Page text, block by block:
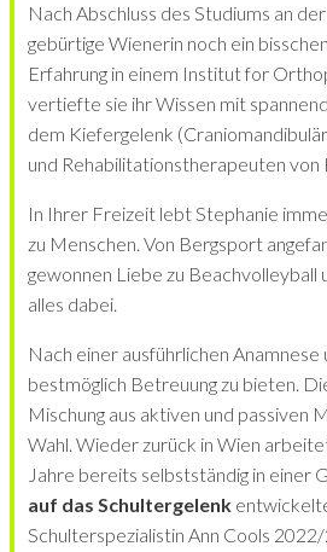
Nach Abschluss des Studiums an
gebürtige Wienerin noch ein
Erfahrung in einem Institut for
vertiefte sie ihr Wissen mit
dem Kiefergelenk
und Rehabilitationstherapeuten von
In Ihrer Freizeit lebt Stephanie
zu Menschen. Von Bergsport
gewonnen Liebe zu
alles dabei.
Nach einer ausführlichen
bestmöglich Betreuung zu bieten.
Mischung aus aktiven und
Wahl. Wieder zurück in Wien
Jahre bereits selbstständig in einer
auf das Schultergelenk
Schulterspezialistin Ann Cools